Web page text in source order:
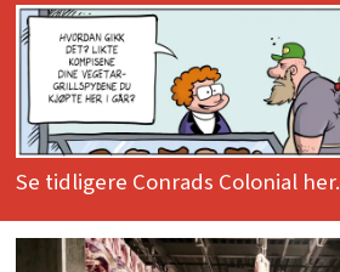
Se tidligere Conrads Colonial her.